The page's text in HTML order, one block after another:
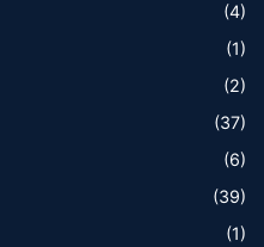
(4)
(1)
(2)
(37)
(6)
(39)
(1)